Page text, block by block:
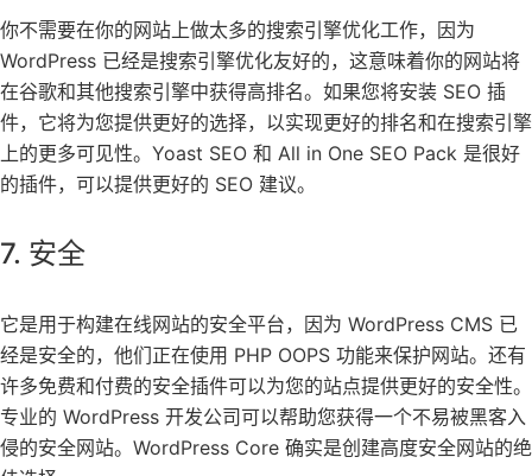
你不需要在你的网站上做太多的搜索引擎优化工作，因为
WordPress 已经是搜索引擎优化友好的，这意味着你的网站将
在谷歌和其他搜索引擎中获得高排名。如果您将安装 SEO 插
件，它将为您提供更好的选择，以实现更好的排名和在搜索引擎
上的更多可见性。Yoast SEO 和 All in One SEO Pack 是很好
的插件，可以提供更好的 SEO 建议。
7. 安全
它是用于构建在线网站的安全平台，因为 WordPress CMS 已
经是安全的，他们正在使用 PHP OOPS 功能来保护网站。还有
许多免费和付费的安全插件可以为您的站点提供更好的安全性。
专业的 WordPress 开发公司可以帮助您获得一个不易被黑客入
侵的安全网站。WordPress Core 确实是创建高度安全网站的绝